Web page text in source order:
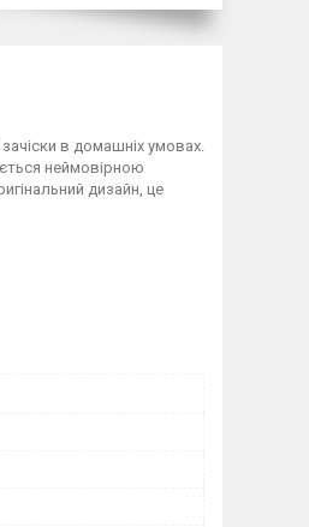
в домашніх умовах.
неймовірною
дизайн, це